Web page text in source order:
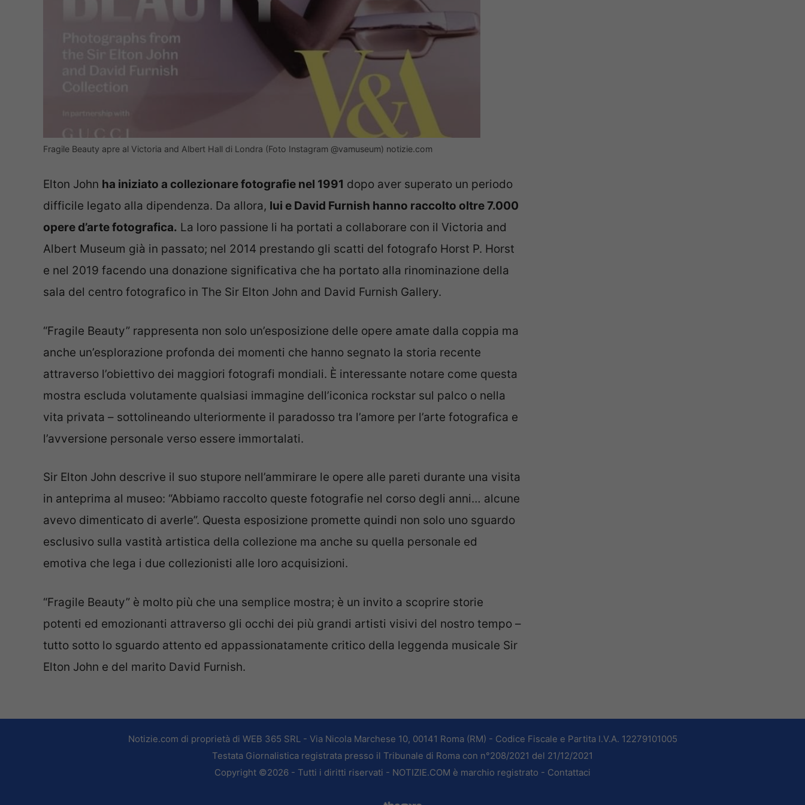
Fragile Beauty apre al Victoria and Albert Hall di Londra (Foto Instagram @vamuseum) notizie.com
Elton John ha iniziato a collezionare fotografie nel 1991 dopo aver superato un periodo
difficile legato alla dipendenza. Da allora, lui e David Furnish hanno raccolto oltre 7.000
opere d’arte fotografica. La loro passione li ha portati a collaborare con il Victoria and
Albert Museum già in passato; nel 2014 prestando gli scatti del fotografo Horst P. Horst
e nel 2019 facendo una donazione significativa che ha portato alla rinominazione della
sala del centro fotografico in The Sir Elton John and David Furnish Gallery.
“Fragile Beauty” rappresenta non solo un’esposizione delle opere amate dalla coppia ma
anche un’esplorazione profonda dei momenti che hanno segnato la storia recente
attraverso l’obiettivo dei maggiori fotografi mondiali. È interessante notare come questa
mostra escluda volutamente qualsiasi immagine dell’iconica rockstar sul palco o nella
vita privata – sottolineando ulteriormente il paradosso tra l’amore per l’arte fotografica e
l’avversione personale verso essere immortalati.
Sir Elton John descrive il suo stupore nell’ammirare le opere alle pareti durante una visita
in anteprima al museo: “Abbiamo raccolto queste fotografie nel corso degli anni… alcune
avevo dimenticato di averle”. Questa esposizione promette quindi non solo uno sguardo
esclusivo sulla vastità artistica della collezione ma anche su quella personale ed
emotiva che lega i due collezionisti alle loro acquisizioni.
“Fragile Beauty” è molto più che una semplice mostra; è un invito a scoprire storie
potenti ed emozionanti attraverso gli occhi dei più grandi artisti visivi del nostro tempo –
tutto sotto lo sguardo attento ed appassionatamente critico della leggenda musicale Sir
Elton John e del marito David Furnish.
Notizie.com di proprietà di WEB 365 SRL - Via Nicola Marchese 10, 00141 Roma (RM) - Codice Fiscale e Partita I.V.A. 12279101005
Testata Giornalistica registrata presso il Tribunale di Roma con n°208/2021 del 21/12/2021
Copyright ©2026 - Tutti i diritti riservati - NOTIZIE.COM è marchio registrato - Contattaci